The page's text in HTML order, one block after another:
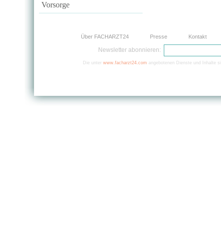
Vorsorge
Über FACHARZT24 Presse Kontakt
Newsletter abonnieren:
Die unter www.facharzt24.com angebotenen Dienste und Inhalte